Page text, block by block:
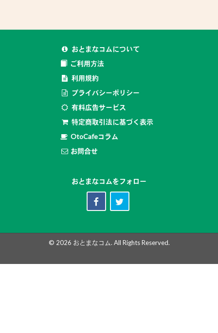
おとまなコムについて
ご利用方法
利用規約
プライバシーポリシー
有料広告サービス
特定商取引法に基づく表示
OtoCafeコラム
お問合せ
おとまなコムをフォロー
© 2026 おとまなコム. All Rights Reserved.